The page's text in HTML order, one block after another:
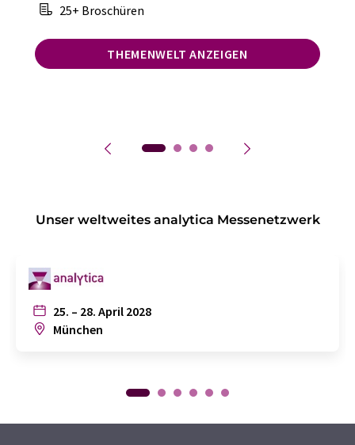
25+ Broschüren
THEMENWELT ANZEIGEN
Unser weltweites analytica Messenetzwerk
25. – 28. April 2028
München